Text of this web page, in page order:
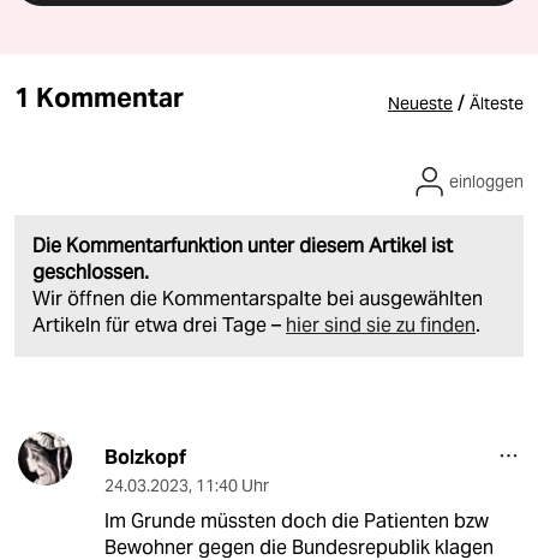
1 Kommentar Neueste / Älteste
Die Kommentarfunktion unter diesem Artikel ist
geschlossen.
Wir öffnen die Kommentarspalte bei ausgewählten
Artikeln für etwa drei Tage – hier sind sie zu finden.
einloggen
Bolzkopf
24.03.2023, 11:40 Uhr
Im Grunde müssten doch die Patienten bzw
Bewohner gegen die Bundesrepublik klagen